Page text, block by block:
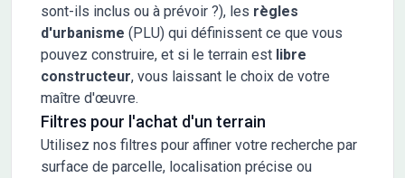
sont-ils inclus ou à prévoir ?), les règles
d'urbanisme (PLU) qui définissent ce que vous
pouvez construire, et si le terrain est libre
constructeur, vous laissant le choix de votre
maître d'œuvre.
Filtres pour l'achat d'un terrain
Utilisez nos filtres pour affiner votre recherche par
surface de parcelle, localisation précise ou